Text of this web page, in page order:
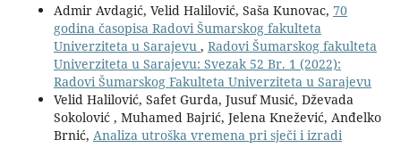
Admir Avdagić, Velid Halilović, Saša Kunovac, 70
godina časopisa Radovi Šumarskog fakulteta
Univerziteta u Sarajevu , Radovi Šumarskog fakulteta
Univerziteta u Sarajevu: Svezak 52 Br. 1 (2022):
Radovi Šumarskog Fakulteta Univerziteta u Sarajevu
Velid Halilović, Safet Gurda, Jusuf Musić, Dževada
Sokolović , Muhamed Bajrić, Jelena Knežević, Anđelko
Brnić, Analiza utroška vremena pri sječi i izradi